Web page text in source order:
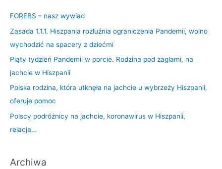
FOREBS – nasz wywiad
Zasada 1.1.1. Hiszpania rozluźnia ograniczenia Pandemii, wolno
wychodzić na spacery z dziećmi
Piąty tydzień Pandemii w porcie. Rodzina pod żaglami, na
jachcie w Hiszpanii
Polska rodzina, która utknęła na jachcie u wybrzeży Hiszpanii,
oferuje pomoc
Polscy podróżnicy na jachcie, koronawirus w Hiszpanii,
relacja…
Archiwa